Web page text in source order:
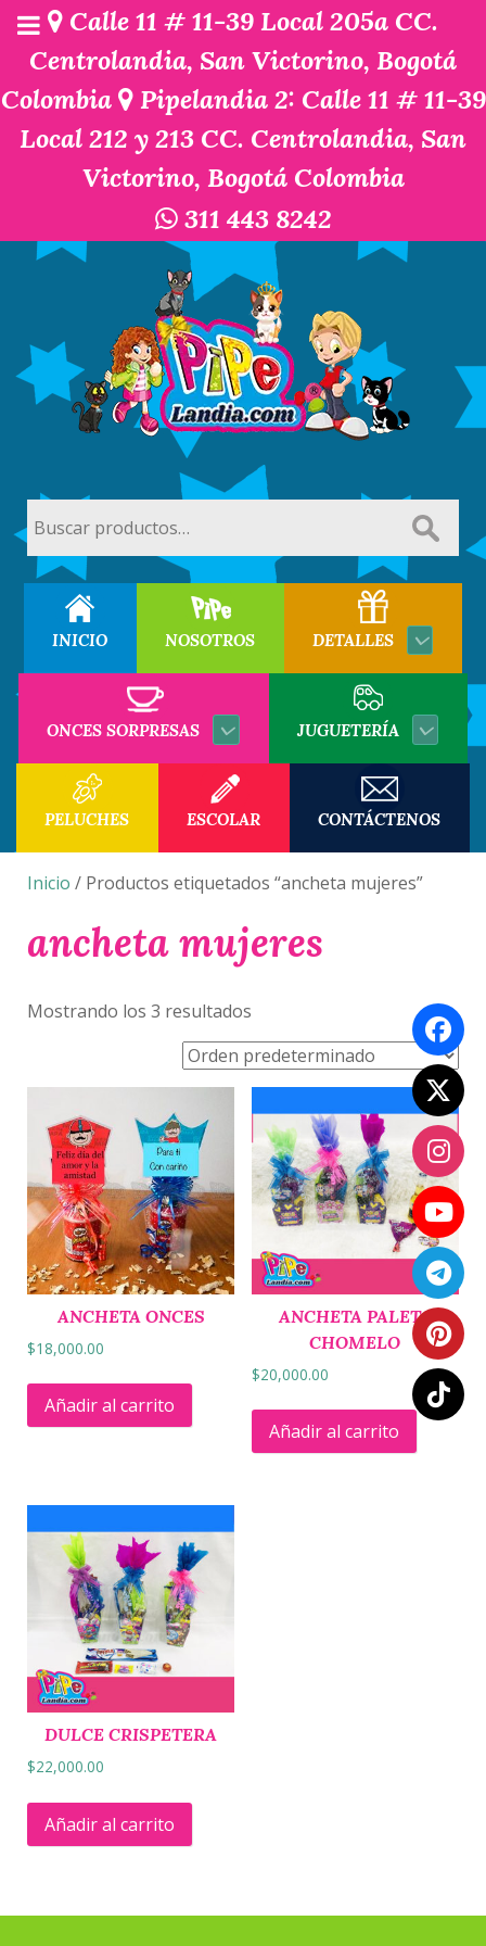
Calle 11 # 11-39 Local 205a CC.
Centrolandia, San Victorino, Bogotá
Colombia
Pipelandia 2: Calle 11 # 11-39
Local 212 y 213 CC. Centrolandia, San
Victorino, Bogotá Colombia
311 443 8242
por:
INICIO NOSOTROS DETALLES
ONCES SORPRESAS JUGUETERÍA
PELUCHES ESCOLAR CONTÁCTENOS
Inicio / Productos etiquetados “ancheta mujeres”
ancheta mujeres
Mostrando los 3 resultados
ANCHETA ONCES
$18,000.00
Añadir al carrito
ANCHETA PALETA
CHOMELO
$20,000.00
Añadir al carrito
DULCE CRISPETERA
$22,000.00
Añadir al carrito